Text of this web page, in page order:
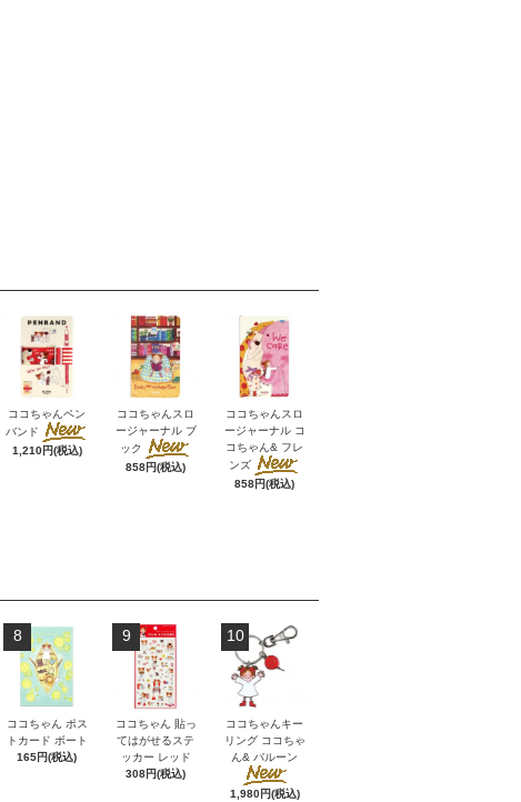
ココちゃんペン
バンド
1,210円(税込)
ココちゃんスロ
ージャーナル ブ
ック
858円(税込)
ココちゃんスロ
ージャーナル コ
コちゃん& フレ
ンズ
858円(税込)
8
ココちゃん ポス
トカード ボート
165円(税込)
9
ココちゃん 貼っ
てはがせるステ
ッカー レッド
308円(税込)
10
ココちゃんキー
リング ココちゃ
ん& バルーン
1,980円(税込)